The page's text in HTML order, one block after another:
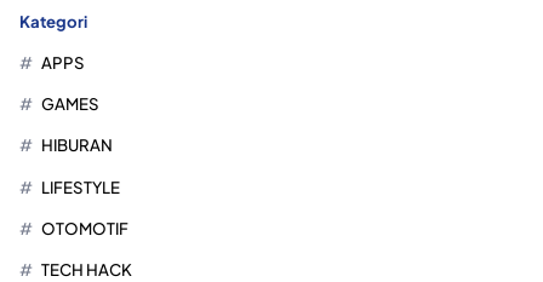
Kategori
APPS
GAMES
HIBURAN
LIFESTYLE
OTOMOTIF
TECH HACK